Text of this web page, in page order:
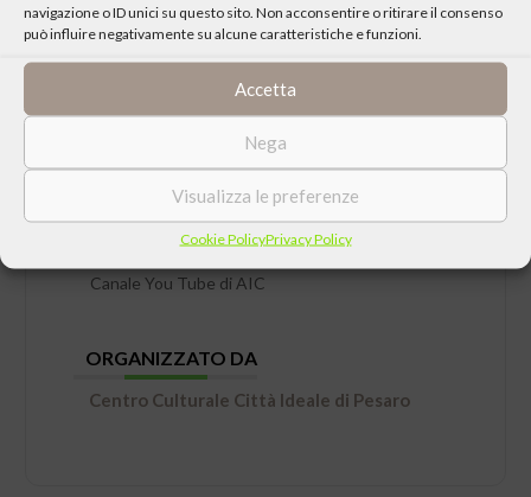
navigazione o ID unici su questo sito. Non acconsentire o ritirare il consenso
può influire negativamente su alcune caratteristiche e funzioni.
Accetta
Nega
Visualizza le preferenze
Cookie PolicyPrivacy Policy
Venerdì 05 Marzo 2021 ore 21:00
LUOGO
Canale You Tube di AIC
ORGANIZZATO DA
Centro Culturale Città Ideale di Pesaro